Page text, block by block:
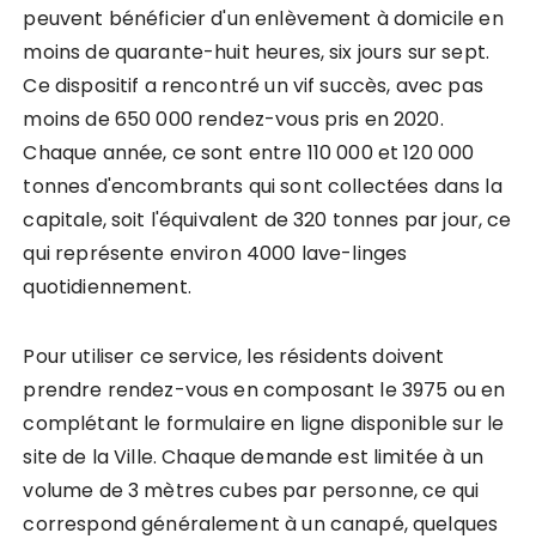
peuvent bénéficier d'un enlèvement à domicile en
moins de quarante-huit heures, six jours sur sept.
Ce dispositif a rencontré un vif succès, avec pas
moins de 650 000 rendez-vous pris en 2020.
Chaque année, ce sont entre 110 000 et 120 000
tonnes d'encombrants qui sont collectées dans la
capitale, soit l'équivalent de 320 tonnes par jour, ce
qui représente environ 4000 lave-linges
quotidiennement.
Pour utiliser ce service, les résidents doivent
prendre rendez-vous en composant le 3975 ou en
complétant le formulaire en ligne disponible sur le
site de la Ville. Chaque demande est limitée à un
volume de 3 mètres cubes par personne, ce qui
correspond généralement à un canapé, quelques